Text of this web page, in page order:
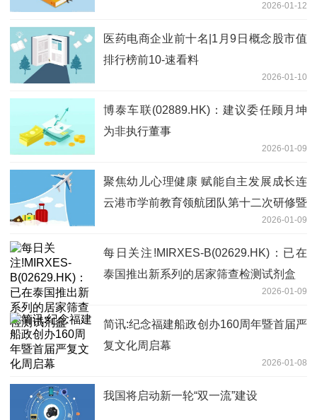
2026-01-12
医药电商企业前十名|1月9日概念股市值
排行榜前10-速看料
2026-01-10
博泰车联(02889.HK)：建议委任顾月坤
为非执行董事
2026-01-09
聚焦幼儿心理健康 赋能自主发展成长连
云港市学前教育领航团队第十二次研修暨
2026-01-09
每日关注!MIRXES-B(02629.HK)：已在
泰国推出新系列的居家筛查检测试剂盒
2026-01-09
简讯:纪念福建船政创办160周年暨首届严
复文化周启幕
2026-01-08
我国将启动新一轮“双一流”建设